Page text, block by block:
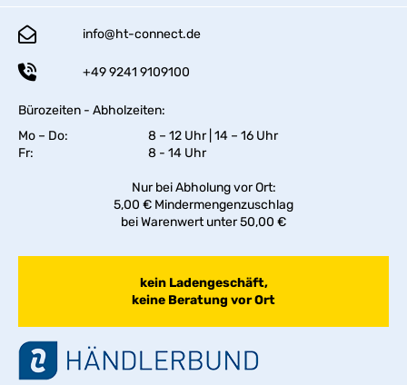
info@ht-connect.de
+49 9241 9109100
Bürozeiten - Abholzeiten:
Mo – Do:
8 – 12 Uhr | 14 – 16 Uhr
Fr:
8 - 14 Uhr
Nur bei Abholung vor Ort:
5,00 € Mindermengenzuschlag
bei Warenwert unter 50,00 €
kein Ladengeschäft,
keine Beratung vor Ort